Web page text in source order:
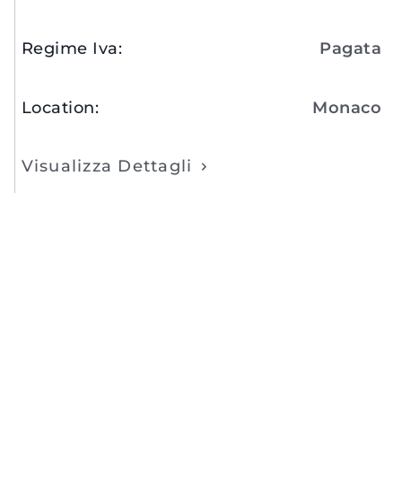
Regime Iva: Pagata
Location: Monaco
Visualizza Dettagli